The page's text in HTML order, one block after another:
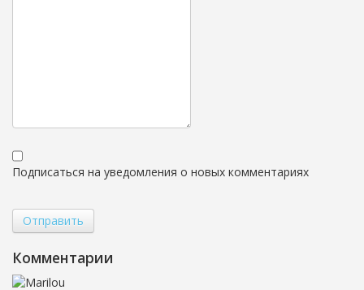
Подписаться на уведомления о новых комментариях
Отправить
Комментарии